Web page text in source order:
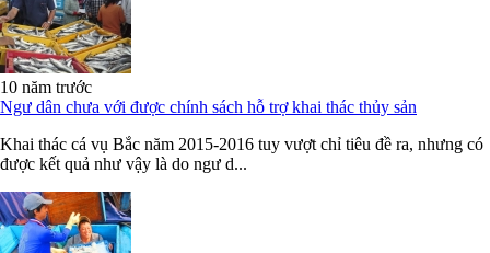
10 năm trước
Ngư dân chưa với được chính sách hỗ trợ khai thác thủy sản
Khai thác cá vụ Bắc năm 2015-2016 tuy vượt chỉ tiêu đề ra, nhưng có
được kết quả như vậy là do ngư d...